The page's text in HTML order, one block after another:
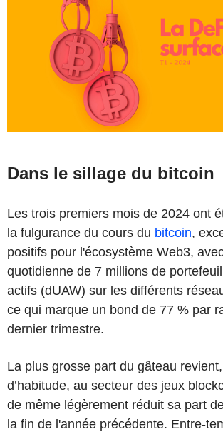
Dans le sillage du bitcoin
Les trois premiers mois de 2024 ont
la fulgurance du cours du bitcoin,
positifs pour l'écosystème Web3,
quotidienne de 7 millions de
actifs (dUAW) sur les différents
ce qui marque un bond de 77 % par
dernier trimestre.
La plus grosse part du gâteau
d’habitude, au secteur des jeux
de même légèrement réduit sa part
la fin de l'année précédente. Entre-